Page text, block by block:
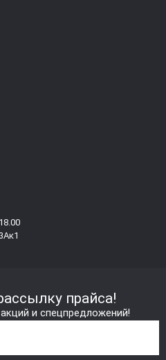
прайса!
и спецпредложений!